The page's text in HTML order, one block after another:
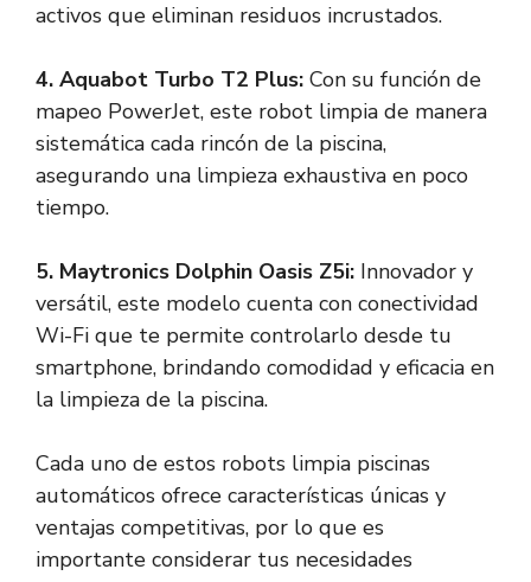
activos que eliminan residuos incrustados.
4. Aquabot Turbo T2 Plus: Con su función de
mapeo PowerJet, este robot limpia de manera
sistemática cada rincón de la piscina,
asegurando una limpieza exhaustiva en poco
tiempo.
5. Maytronics Dolphin Oasis Z5i: Innovador y
versátil, este modelo cuenta con conectividad
Wi-Fi que te permite controlarlo desde tu
smartphone, brindando comodidad y eficacia en
la limpieza de la piscina.
Cada uno de estos robots limpia piscinas
automáticos ofrece características únicas y
ventajas competitivas, por lo que es
importante considerar tus necesidades